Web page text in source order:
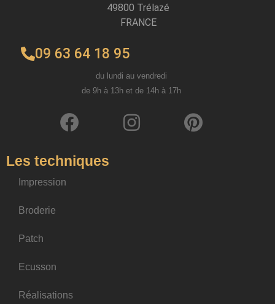
49800 Trélazé
FRANCE
09 63 64 18 95
du lundi au vendredi
de 9h à 13h et de 14h à 17h
Les techniques
Impression
Broderie
Patch
Ecusson
Réalisations